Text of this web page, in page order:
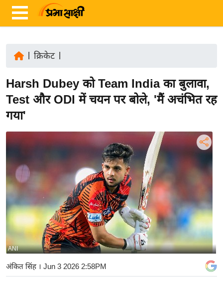
ज़ा
ख
र
रा
य
अं
त
र्रा
ष्ट्री
बि
ज़
ने
क्रिकेट|
Harsh Dubey को Team India का बुलावा,
Test और ODI में चयन पर बोले, 'मैं अचंभित रह
गया'
ANI
अंकित सिंह। Jun 3 2026 2:58PM